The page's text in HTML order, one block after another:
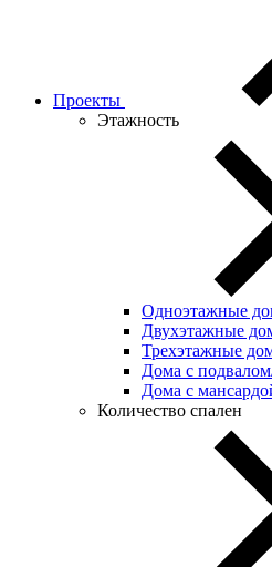
Проекты
Этажность
Одноэтажные
Двухэтажные
Трехэтажные
Дома с
Дома с
Количество спален